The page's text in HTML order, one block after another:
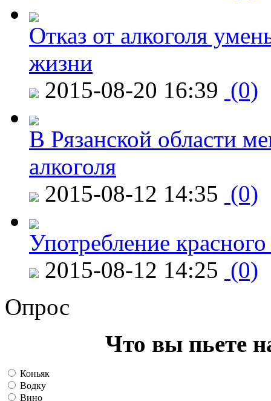
Отказ от алкоголя
жизни
2015-08-20 16:39 (0)
В Рязанской области
алкоголя
2015-08-12 14:35 (0)
Употребление
2015-08-12 14:25 (0)
Опрос
Что вы пьете
Коньяк
Водку
Вино